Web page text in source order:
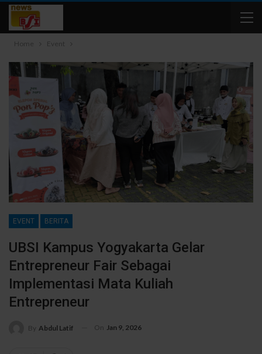
Home Event
EVENT BERITA
UBSI Kampus Yogyakarta Gelar
Entrepreneur Fair Sebagai
Implementasi Mata Kuliah
Entrepreneur
By Abdul Latif On Jan 9, 2026